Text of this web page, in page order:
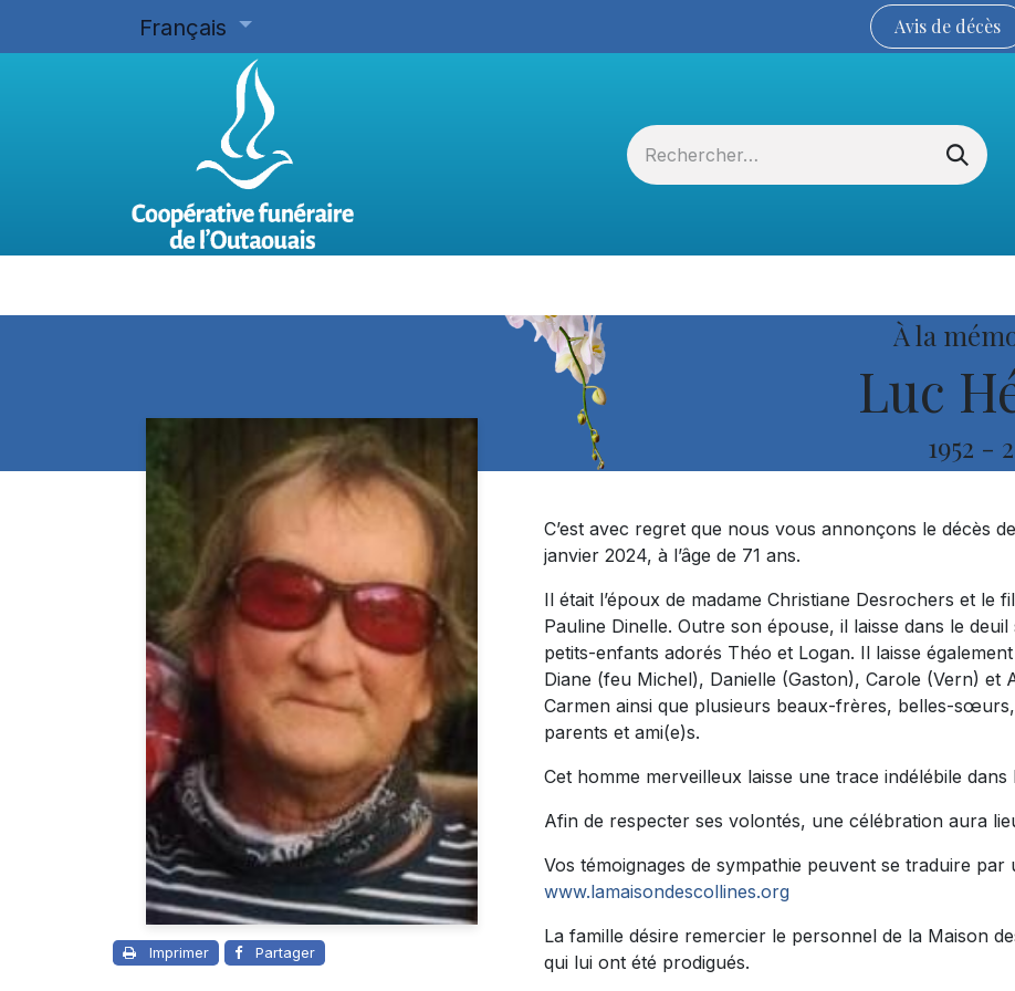
Français Avis de décès
À la
Luc
1952 -
Imprimer Partager
C’est avec regret que nous vous annonçons le décès
janvier 2024, à l’âge de 71 ans.
Il était l’époux de madame Christiane Desrochers et le
Pauline Dinelle. Outre son épouse, il laisse dans le
petits-enfants adorés Théo et Logan. Il laisse
Diane (feu Michel), Danielle (Gaston), Carole (Vern) et
Carmen ainsi que plusieurs beaux-frères, belles-
parents et ami(e)s.
Cet homme merveilleux laisse une trace indélébile
Afin de respecter ses volontés, une célébration aura
Vos témoignages de sympathie peuvent se traduire par
www.lamaisondescollines.org
La famille désire remercier le personnel de la Maison
qui lui ont été prodigués.